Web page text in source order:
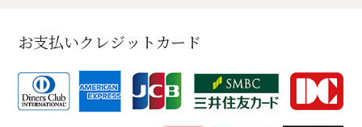
お支払いクレジットカード